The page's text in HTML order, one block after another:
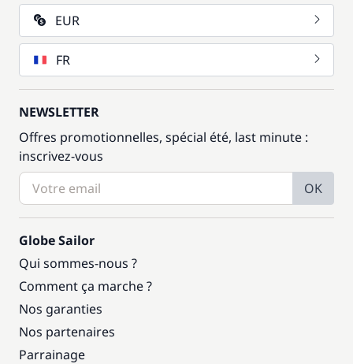
EUR
FR
NEWSLETTER
Offres promotionnelles, spécial été, last minute :
inscrivez-vous
OK
Globe Sailor
Qui sommes-nous ?
Comment ça marche ?
Nos garanties
Nos partenaires
Parrainage